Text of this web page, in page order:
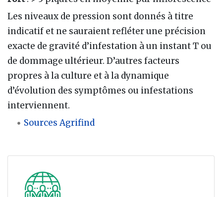
Les niveaux de pression sont donnés à titre
indicatif et ne sauraient refléter une précision
exacte de gravité d’infestation à un instant T ou
de dommage ultérieur. D’autres facteurs
propres à la culture et à la dynamique
d’évolution des symptômes ou infestations
interviennent.
Sources Agrifind